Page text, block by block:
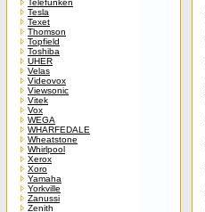
Telefunken
Tesla
Texet
Thomson
Topfield
Toshiba
UHER
Velas
Videovox
Viewsonic
Vitek
Vox
WEGA
WHARFEDALE
Wheatstone
Whirlpool
Xerox
Xoro
Yamaha
Yorkville
Zanussi
Zenith